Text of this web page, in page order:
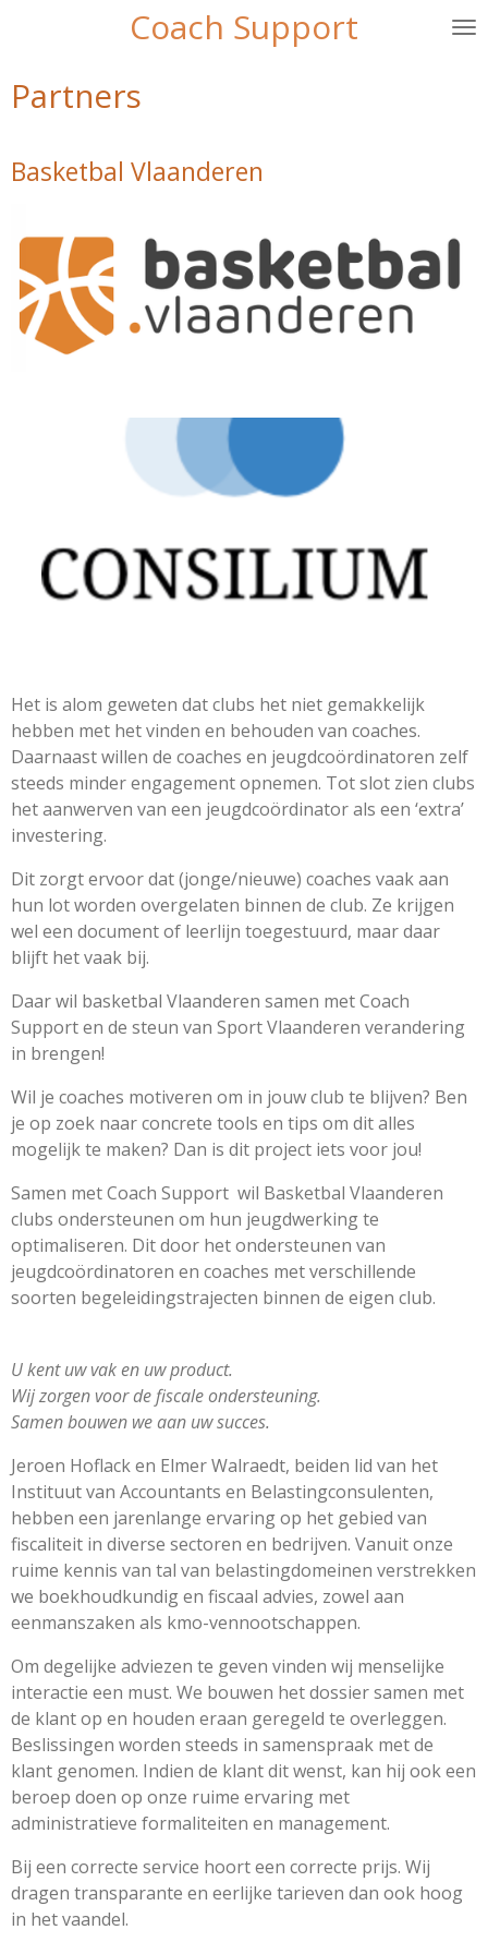
de
Coach Support
Partners
Basketbal Vlaanderen
Het is alom geweten dat clubs het niet gemakkelijk
hebben met het vinden en behouden van coaches.
Daarnaast willen de coaches en jeugdcoördinatoren zelf
steeds minder engagement opnemen. Tot slot zien clubs
het aanwerven van een jeugdcoördinator als een ‘extra’
investering.
Dit zorgt ervoor dat (jonge/nieuwe) coaches vaak aan
hun lot worden overgelaten binnen de club. Ze krijgen
wel een document of leerlijn toegestuurd, maar daar
blijft het vaak bij.
Daar wil basketbal Vlaanderen samen met Coach
Support en de steun van Sport Vlaanderen verandering
in brengen!
Wil je coaches motiveren om in jouw club te blijven? Ben
je op zoek naar concrete tools en tips om dit alles
mogelijk te maken? Dan is dit project iets voor jou!
Samen met Coach Support wil Basketbal Vlaanderen
clubs ondersteunen om hun jeugdwerking te
optimaliseren. Dit door het ondersteunen van
jeugdcoördinatoren en coaches met verschillende
soorten begeleidingstrajecten binnen de eigen club.
U kent uw vak en uw product.
Wij zorgen voor de fiscale ondersteuning.
Samen bouwen we aan uw succes.
Jeroen Hoflack en Elmer Walraedt, beiden lid van het
Instituut van Accountants en Belastingconsulenten,
hebben een jarenlange ervaring op het gebied van
fiscaliteit in diverse sectoren en bedrijven. Vanuit onze
ruime kennis van tal van belastingdomeinen verstrekken
we boekhoudkundig en fiscaal advies, zowel aan
eenmanszaken als kmo-vennootschappen.
Om degelijke adviezen te geven vinden wij menselijke
interactie een must. We bouwen het dossier samen met
de klant op en houden eraan geregeld te overleggen.
Beslissingen worden steeds in samenspraak met de
klant genomen. Indien de klant dit wenst, kan hij ook een
beroep doen op onze ruime ervaring met
administratieve formaliteiten en management.
Bij een correcte service hoort een correcte prijs. Wij
dragen transparante en eerlijke tarieven dan ook hoog
in het vaandel.